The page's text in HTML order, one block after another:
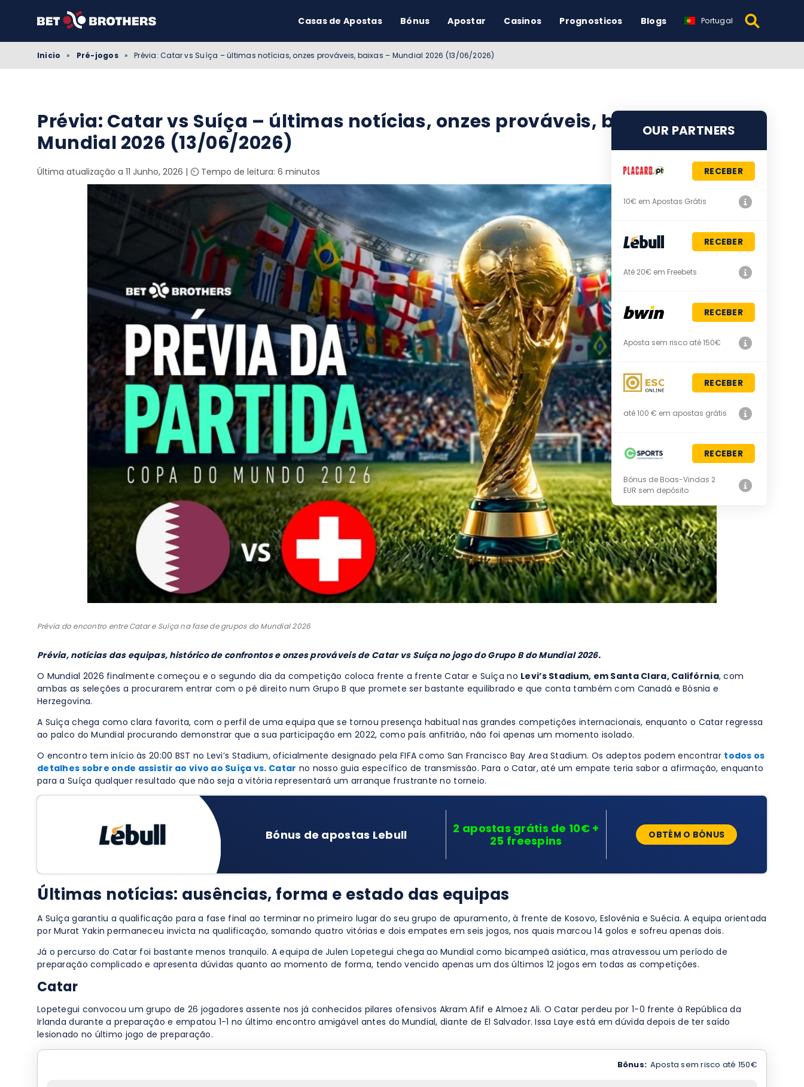
Casas de Apostas Bónus Apostar Casinos Prognosticos Blogs Portugal
Inicio » Pré-jogos » Prévia: Catar vs Suíça – últimas notícias, onzes prováveis, baixas – Mundial 2026 (13/06/2026)
Prévia: Catar vs Suíça – últimas notícias, onzes prováveis, baixas –
Mundial 2026 (13/06/2026)
Última atualização a 11 Junho, 2026 | ⏲️ Tempo de leitura: 6 minutos
Prévia do encontro entre Catar e Suíça na fase de grupos do Mundial 2026
Prévia, notícias das equipas, histórico de confrontos e onzes prováveis de Catar vs Suíça no jogo do Grupo B do Mundial 2026.
O Mundial 2026 finalmente começou e o segundo dia da competição coloca frente a frente Catar e Suíça no Levi’s Stadium, em Santa Clara, Califórnia, com
ambas as seleções a procurarem entrar com o pé direito num Grupo B que promete ser bastante equilibrado e que conta também com Canadá e Bósnia e
Herzegovina.
A Suíça chega como clara favorita, com o perfil de uma equipa que se tornou presença habitual nas grandes competições internacionais, enquanto o Catar regressa
ao palco do Mundial procurando demonstrar que a sua participação em 2022, como país anfitrião, não foi apenas um momento isolado.
O encontro tem início às 20:00 BST no Levi’s Stadium, oficialmente designado pela FIFA como San Francisco Bay Area Stadium. Os adeptos podem encontrar todos os
detalhes sobre onde assistir ao vivo ao Suíça vs. Catar no nosso guia específico de transmissão. Para o Catar, até um empate teria sabor a afirmação, enquanto
para a Suíça qualquer resultado que não seja a vitória representará um arranque frustrante no torneio.
Bónus de apostas Lebull
2 apostas grátis de 10€ +
25 freespins
OBTÉM O BÓNUS
Últimas notícias: ausências, forma e estado das equipas
A Suíça garantiu a qualificação para a fase final ao terminar no primeiro lugar do seu grupo de apuramento, à frente de Kosovo, Eslovénia e Suécia. A equipa orientada
por Murat Yakin permaneceu invicta na qualificação, somando quatro vitórias e dois empates em seis jogos, nos quais marcou 14 golos e sofreu apenas dois.
Já o percurso do Catar foi bastante menos tranquilo. A equipa de Julen Lopetegui chega ao Mundial como bicampeã asiática, mas atravessou um período de
preparação complicado e apresenta dúvidas quanto ao momento de forma, tendo vencido apenas um dos últimos 12 jogos em todas as competições.
Catar
Lopetegui convocou um grupo de 26 jogadores assente nos já conhecidos pilares ofensivos Akram Afif e Almoez Ali. O Catar perdeu por 1-0 frente à República da
Irlanda durante a preparação e empatou 1-1 no último encontro amigável antes do Mundial, diante de El Salvador. Issa Laye está em dúvida depois de ter saído
lesionado no último jogo de preparação.
Bônus: Aposta sem risco até 150€
OUR PARTNERS
RECEBER
10€ em Apostas Grátis
RECEBER
Até 20€ em Freebets
RECEBER
Aposta sem risco até 150€
RECEBER
até 100 € em apostas grátis
RECEBER
Bónus de Boas-Vindas 2
EUR sem depósito